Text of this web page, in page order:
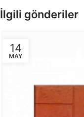
İlgili gönderiler
14
MAY